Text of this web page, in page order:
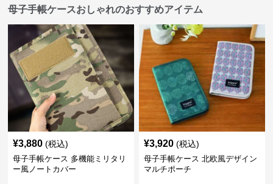
母子手帳ケースおしゃれのおすすめアイテム
¥3,880 (税込)
母子手帳ケース 多機能ミリタリ
ー風ノートカバー
¥3,920 (税込)
母子手帳ケース 北欧風デザイン
マルチポーチ